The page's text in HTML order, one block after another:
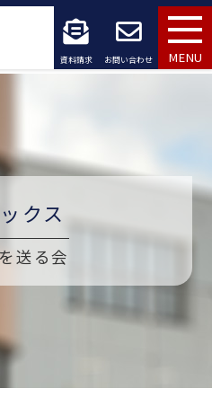
資料請求 お問い合わせ MENU
クス
送る会